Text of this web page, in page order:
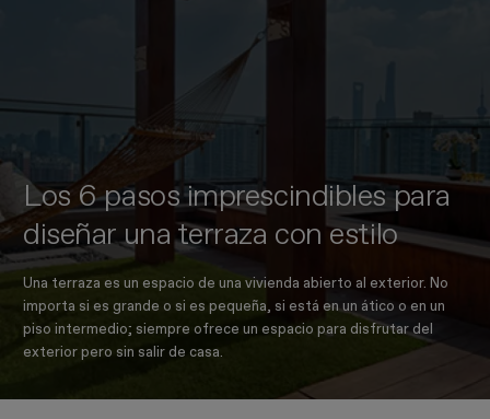
Los 6 pasos imprescindibles para
diseñar una terraza con estilo
Una terraza es un espacio de una vivienda abierto al exterior. No
importa si es grande o si es pequeña, si está en un ático o en un
piso intermedio; siempre ofrece un espacio para disfrutar del
exterior pero sin salir de casa.